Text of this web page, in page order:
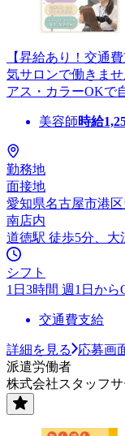
【昇給あり！交通
気サロンで働きま
アス・カラーOKで
美容師時給
勤務地
面接地
愛知県名古屋市港
南店内
道徳駅 徒歩5分、大
シフト
1日3時間 週1日から
交通費支給
詳細を見る
応募画
派遣労働者
株式会社スタッフサ